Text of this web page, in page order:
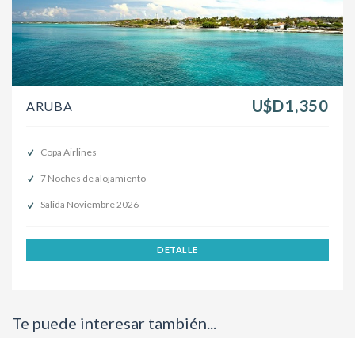
U$D1,350
ARUBA
Copa Airlines
7 Noches de alojamiento
Salida Noviembre 2026
DETALLE
Te puede interesar también...